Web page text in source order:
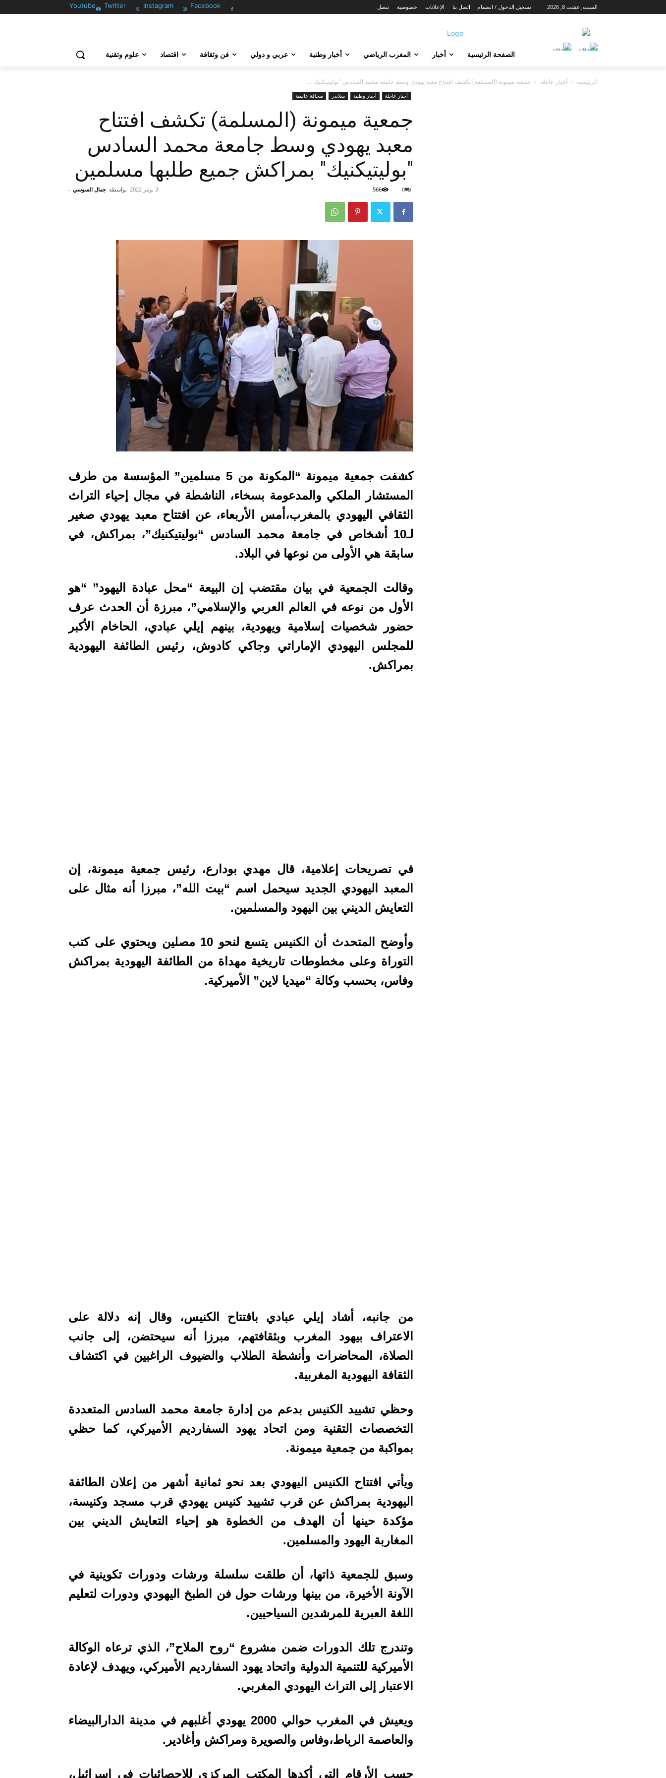
Facebook
Instagram
Twitter
Youtube السبت, غشت 8, 2026 تسجيل الدخول / انضمام تنصل خصوصية الإعلانات اتصل بنا
الصفحة الرئيسية أخبار المغرب الرياضي أخبار وطنية عربي و دولي فن وثقافة اقتصاد علوم وتقنية
الرئيسية أخبار عاجلة جمعية ميمونة (المسلمة) تكشف افتتاح معبد يهودي وسط جامعة محمد السادس "بوليتيكنيك"...
أخبار عاجلة أخبار وطنية سلايدر صحافة عالمية
جمعية ميمونة (المسلمة) تكشف افتتاح
معبد يهودي وسط جامعة محمد السادس
"بوليتيكنيك" بمراكش جميع طلبها مسلمين
بواسطة جمال السوسي - 3 نونبر 2022 0
566
كشفت جمعية ميمونة “المكونة من 5 مسلمين” المؤسسة من طرف
المستشار الملكي والمدعومة بسخاء، الناشطة في مجال إحياء التراث
الثقافي اليهودي بالمغرب،أمس الأربعاء، عن افتتاح معبد يهودي صغير
لـ10 أشخاص في جامعة محمد السادس “بوليتيكنيك”، بمراكش، في
سابقة هي الأولى من نوعها في البلاد.
وقالت الجمعية في بيان مقتضب إن البيعة “محل عبادة اليهود” “هو
الأول من نوعه في العالم العربي والإسلامي”، مبرزة أن الحدث عرف
حضور شخصيات إسلامية ويهودية، بينهم إيلي عبادي، الحاخام الأكبر
للمجلس اليهودي الإماراتي وجاكي كادوش، رئيس الطائفة اليهودية
بمراكش.
في تصريحات إعلامية، قال مهدي بودارع، رئيس جمعية ميمونة، إن
المعبد اليهودي الجديد سيحمل اسم “بيت الله”، مبرزا أنه مثال على
التعايش الديني بين اليهود والمسلمين.
وأوضح المتحدث أن الكنيس يتسع لنحو 10 مصلين ويحتوي على كتب
التوراة وعلى مخطوطات تاريخية مهداة من الطائفة اليهودية بمراكش
وفاس، بحسب وكالة “ميديا لاين” الأميركية.
من جانبه، أشاد إيلي عبادي بافتتاح الكنيس، وقال إنه دلالة على
الاعتراف بيهود المغرب وبثقافتهم، مبرزا أنه سيحتضن، إلى جانب
الصلاة، المحاضرات وأنشطة الطلاب والضيوف الراغبين في اكتشاف
الثقافة اليهودية المغربية.
وحظي تشييد الكنيس بدعم من إدارة جامعة محمد السادس المتعددة
التخصصات التقنية ومن اتحاد يهود السفارديم الأميركي، كما حظي
بمواكبة من جمعية ميمونة.
ويأتي افتتاح الكنيس اليهودي بعد نحو ثمانية أشهر من إعلان الطائفة
اليهودية بمراكش عن قرب تشييد كنيس يهودي قرب مسجد وكنيسة،
مؤكدة حينها أن الهدف من الخطوة هو إحياء التعايش الديني بين
المغاربة اليهود والمسلمين.
وسبق للجمعية ذاتها، أن طلقت سلسلة ورشات ودورات تكوينية في
الآونة الأخيرة، من بينها ورشات حول فن الطبخ اليهودي ودورات لتعليم
اللغة العبرية للمرشدين السياحيين.
وتندرج تلك الدورات ضمن مشروع “روح الملاح”، الذي ترعاه الوكالة
الأميركية للتنمية الدولية واتحاد يهود السفارديم الأميركي، ويهدف لإعادة
الاعتبار إلى التراث اليهودي المغربي.
ويعيش في المغرب حوالي 2000 يهودي أغلبهم في مدينة الدارالبيضاء
والعاصمة الرباط،وفاس والصويرة ومراكش وأغادير.
حسب الأرقام التي أكدها المكتب المركزي للإحصائيات في إسرائيل،